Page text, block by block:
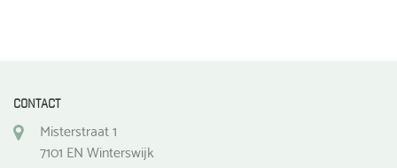
CONTACT
Misterstraat 1
7101 EN Winterswijk